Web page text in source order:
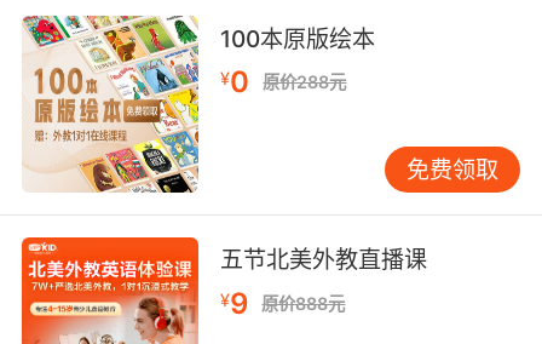
predicted.
《人间炼狱》出现于2014年 如果你够聪明 如果
你非常非常聪明... 你可以研究并破译出 书里预言
出的所有现实生活中的传染病
100本原版绘本
¥0 原价288元
免费领取
五节北美外教直播课
¥9 原价888元